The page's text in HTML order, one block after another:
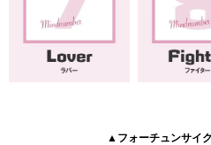
▲フォーチュンサイ